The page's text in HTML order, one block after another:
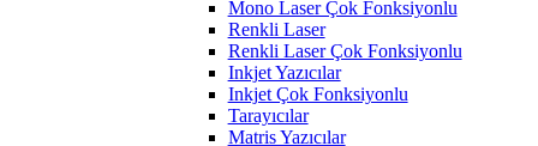
Mono Laser Çok Fonksiyonlu
Renkli Laser
Renkli Laser Çok Fonksiyonlu
Inkjet Yazıcılar
Inkjet Çok Fonksiyonlu
Tarayıcılar
Matris Yazıcılar